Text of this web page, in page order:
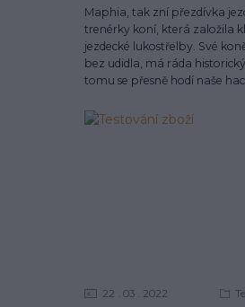
Maphia, tak zní přezdívka
trenérky koní, která založila
jezdecké lukostřelby. Své
bez udidla, má ráda
tomu se přesně hodí naše
22 03 2022